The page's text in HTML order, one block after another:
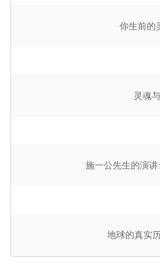
你生前的
灵魂
施一公先生的演
地球的真实